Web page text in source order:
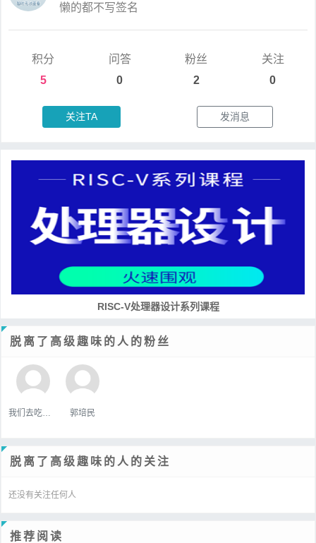
懒的都不写签名
积分
5
问答
0
粉丝
2
关注
0
关注TA 发消息
RISC-V处理器设计系列课程
脱离了高级趣味的人的粉丝
郭培民
脱离了高级趣味的人的关注
还没有关注任何人
推荐阅读